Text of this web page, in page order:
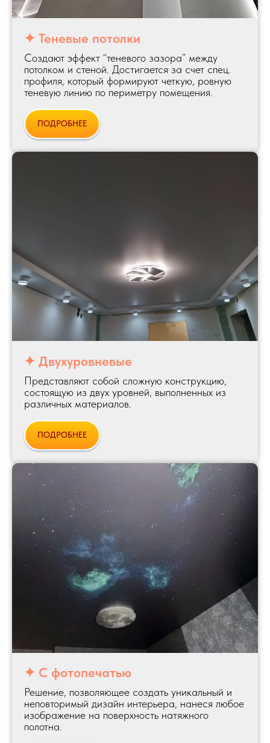
✦ Теневые потолки
Создают эффект “теневого зазора” между
потолком и стеной. Достигается за счет спец.
профиля, который формируют четкую, ровную
теневую линию по периметру помещения.
ПОДРОБНЕЕ
✦ Двухуровневые
Представляют собой сложную конструкцию,
состоящую из двух уровней, выполненных из
различных материалов.
ПОДРОБНЕЕ
✦ С фотопечатью
Решение, позволяющее создать уникальный и
неповторимый дизайн интерьера, нанеся любое
изображение на поверхность натяжного
полотна.